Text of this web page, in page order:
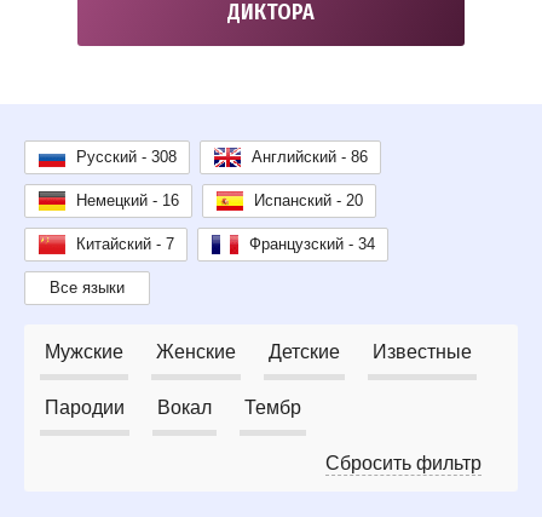
ДИКТОРА
Русский - 308 Английский - 86
Немецкий - 16 Испанский - 20
Китайский - 7 Французский - 34
Все языки
Мужские Женские Детские Известные
Пародии Вокал Тембр
Сбросить фильтр